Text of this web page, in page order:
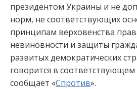
президентом Украины и не
норм, не соответствующих
принципам верховенства
невиновности и защиты
развитых демократических
говорится в
сообщает «Спротив».